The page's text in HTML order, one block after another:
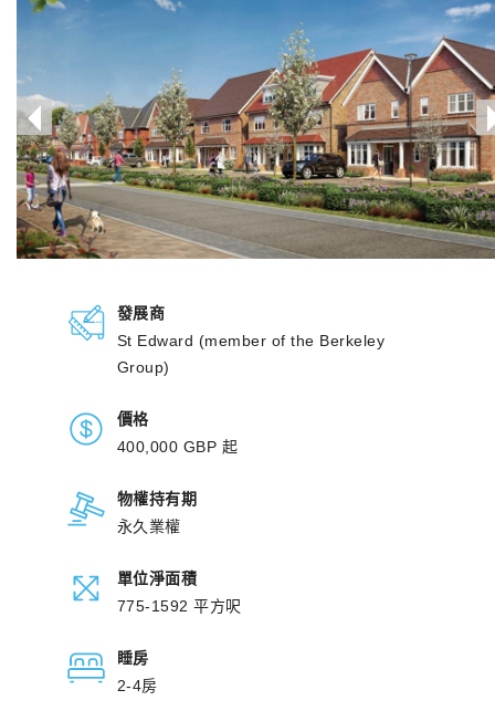
發展商
St Edward (member of the Berkeley
Group)
價格
400,000 GBP 起
物權持有期
永久業權
單位淨面積
775-1592 平方呎
睡房
2-4房